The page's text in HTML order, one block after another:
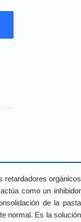
retardadores orgánicos
como un inhibidor
de la pasta
normal. Es la solución